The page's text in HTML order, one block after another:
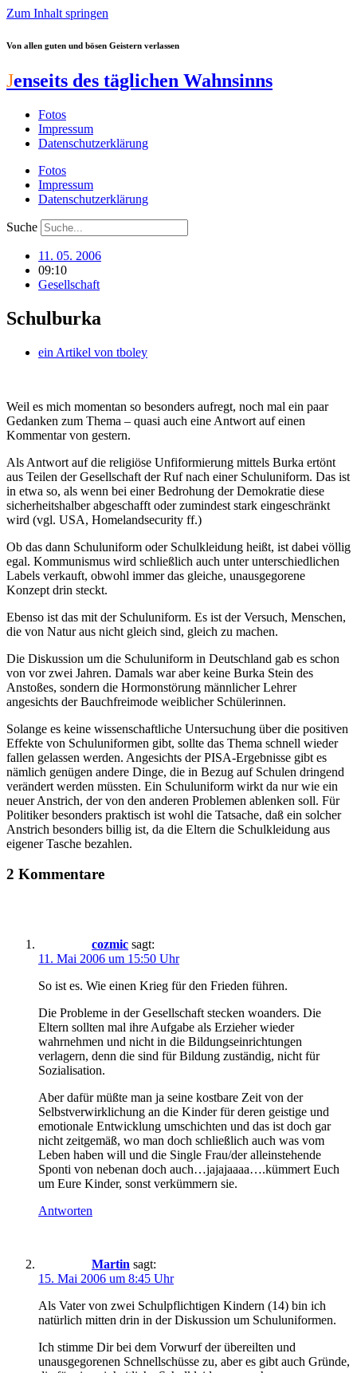
Zum Inhalt springen
Von allen guten und bösen Geistern verlassen
Jenseits des täglichen Wahnsinns
Fotos
Impressum
Datenschutzerklärung
Fotos
Impressum
Datenschutzerklärung
Suche
11. 05. 2006
09:10
Gesellschaft
Schulburka
ein Artikel von tboley
Weil es mich momentan so besonders aufregt, noch mal ein paar
Gedanken zum Thema – quasi auch eine Antwort auf einen
Kommentar von gestern.
Als Antwort auf die religiöse Unfiformierung mittels Burka ertönt
aus Teilen der Gesellschaft der Ruf nach einer Schuluniform. Das ist
in etwa so, als wenn bei einer Bedrohung der Demokratie diese
sicherheitshalber abgeschafft oder zumindest stark eingeschränkt
wird (vgl. USA, Homelandsecurity ff.)
Ob das dann Schuluniform oder Schulkleidung heißt, ist dabei völlig
egal. Kommunismus wird schließlich auch unter unterschiedlichen
Labels verkauft, obwohl immer das gleiche, unausgegorene
Konzept drin steckt.
Ebenso ist das mit der Schuluniform. Es ist der Versuch, Menschen,
die von Natur aus nicht gleich sind, gleich zu machen.
Die Diskussion um die Schuluniform in Deutschland gab es schon
von vor zwei Jahren. Damals war aber keine Burka Stein des
Anstoßes, sondern die Hormonstörung männlicher Lehrer
angesichts der Bauchfreimode weiblicher Schülerinnen.
Solange es keine wissenschaftliche Untersuchung über die positiven
Effekte von Schuluniformen gibt, sollte das Thema schnell wieder
fallen gelassen werden. Angesichts der PISA-Ergebnisse gibt es
nämlich genügen andere Dinge, die in Bezug auf Schulen dringend
verändert werden müssten. Ein Schuluniform wirkt da nur wie ein
neuer Anstrich, der von den anderen Problemen ablenken soll. Für
Politiker besonders praktisch ist wohl die Tatsache, daß ein solcher
Anstrich besonders billig ist, da die Eltern die Schulkleidung aus
eigener Tasche bezahlen.
2 Kommentare
cozmic sagt:
11. Mai 2006 um 15:50 Uhr
So ist es. Wie einen Krieg für den Frieden führen.
Die Probleme in der Gesellschaft stecken woanders. Die
Eltern sollten mal ihre Aufgabe als Erzieher wieder
wahrnehmen und nicht in die Bildungseinrichtungen
verlagern, denn die sind für Bildung zuständig, nicht für
Sozialisation.
Aber dafür müßte man ja seine kostbare Zeit von der
Selbstverwirklichung an die Kinder für deren geistige und
emotionale Entwicklung umschichten und das ist doch gar
nicht zeitgemäß, wo man doch schließlich auch was vom
Leben haben will und die Single Frau/der alleinstehende
Sponti von nebenan doch auch…jajajaaaa….kümmert Euch
um Eure Kinder, sonst verkümmern sie.
Antworten
Martin sagt:
15. Mai 2006 um 8:45 Uhr
Als Vater von zwei Schulpflichtigen Kindern (14) bin ich
natürlich mitten drin in der Diskussion um Schuluniformen.
Ich stimme Dir bei dem Vorwurf der übereilten und
unausgegorenen Schnellschüsse zu, aber es gibt auch Gründe,